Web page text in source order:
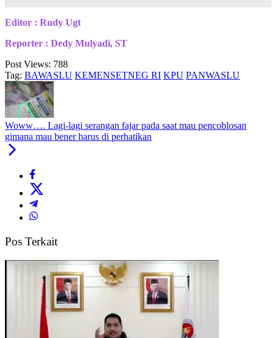
Editor : Rudy Ugt
Reporter : Dedy Mulyadi, ST
Post Views: 788
Tag: BAWASLU KEMENSETNEG RI KPU PANWASLU
Woww…. Lagi-lagi serangan fajar pada saat mau pencoblosan
gimana mau bener harus di perhatikan
Pos Terkait